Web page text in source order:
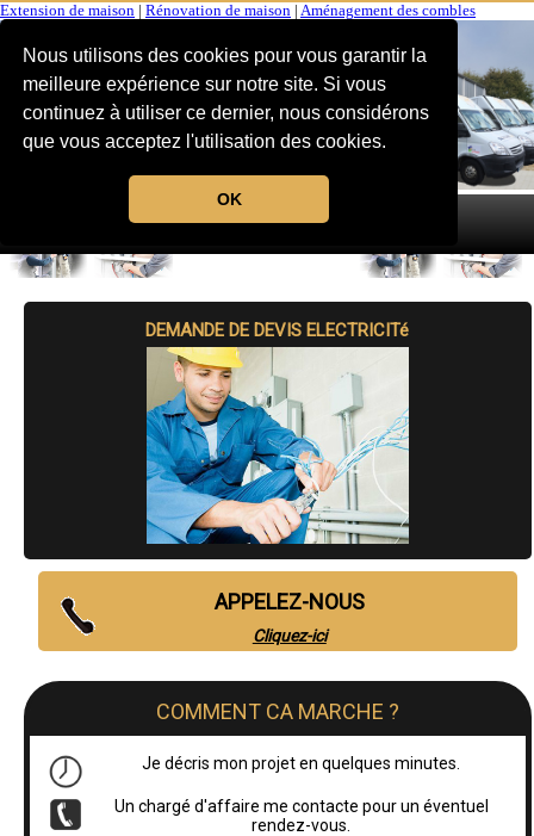
Nous utilisons des cookies pour vous garantir la
meilleure expérience sur notre site. Si vous
continuez à utiliser ce dernier, nous considérons
que vous acceptez l'utilisation des cookies.
OK
Extension de maison Rénovation de maison Aménagement des combles
MENU
DEMANDE DE DEVIS ELECTRICITé
APPELEZ-NOUS
Cliquez-ici
COMMENT CA MARCHE ?
Je décris mon projet en quelques minutes.
Un chargé d'affaire me contacte pour un éventuel
rendez-vous.